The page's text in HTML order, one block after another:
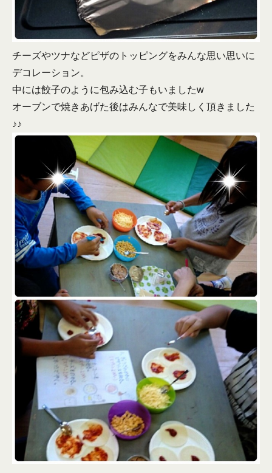
チーズやツナなどピザのトッピングをみんな思い思いに
デコレーション。
中には餃子のように包み込む子もいましたw
オーブンで焼きあげた後はみんなで美味しく頂きました
♪♪